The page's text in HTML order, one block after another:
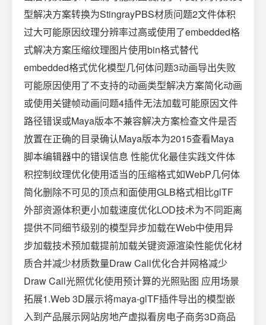
型解决方案转换为StingrayPBS材质问题2文件体积
过大可能原因纹理分辨率过高或使用了embedded格
式解决方案压缩纹理图片使用bin格式替代
embedded格式优化模型几何体问题3动画导出失败
可能原因使用了不支持的动画类型解决方案简化动画
或使用关键帧动画问题4插件无法加载可能原因文件
路径错误或Maya版本不兼容解决方案检查文件是否
放置在正确的目录确认Maya版本为2015查看Maya
脚本编辑器中的错误信息 性能优化最佳实践文件体
积控制纹理优化使用适当的压缩格式如WebP几何体
简化删除不可见的顶点和面使用GLB格式相比glTF
外部资源体积更小加载速度优化LOD技术为不同距离
提供不同细节级别的模型异步加载在Web中使用异
步加载技术预加载提前加载关键资源渲染性能优化材
质合并减少材质数量Draw Call优化合并网格减少
Draw Call光照优化使用预计算的光照贴图 应用场景
拓展1.Web 3D展示将maya-glTF插件导出的模型嵌
入到产品展示网站房地产虚拟看房电子商务3D商品